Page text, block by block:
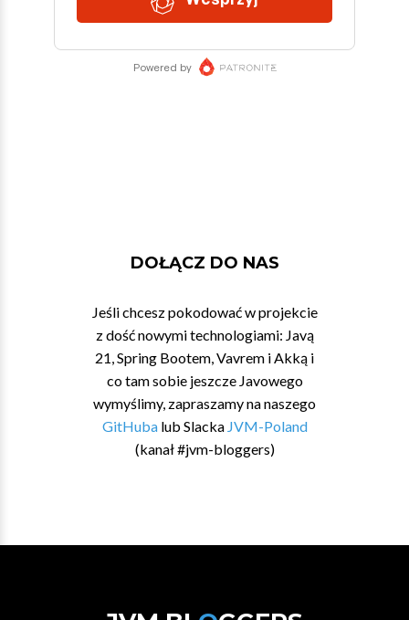
DOŁĄCZ DO NAS
Jeśli chcesz pokodować w projekcie
z dość nowymi technologiami: Javą
21, Spring Bootem, Vavrem i Akką i
co tam sobie jeszcze Javowego
wymyślimy, zapraszamy na naszego
GitHubalub Slacka JVM-Poland
(kanał #jvm-bloggers)